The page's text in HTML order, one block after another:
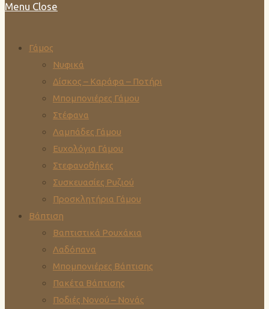
Menu Close
Γάμος
Νυφικά
Δίσκος – Καράφα – Ποτήρι
Μπομπονιέρες Γάμου
Στέφανα
Λαμπάδες Γάμου
Ευχολόγια Γάμου
Στεφανοθήκες
Συσκευασίες Ρυζιού
Προσκλητήρια Γάμου
Βάπτιση
Βαπτιστικά Ρουχάκια
Λαδόπανα
Μπομπονιέρες Βάπτισης
Πακέτα Βάπτισης
Ποδιές Νονού – Νονάς